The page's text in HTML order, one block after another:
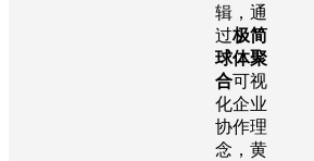
辑，通
过极简
球体聚
合可视
化企业
协作理
念，黄